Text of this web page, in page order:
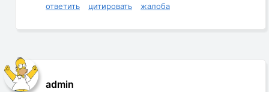
ответить цитировать жалоба
admin